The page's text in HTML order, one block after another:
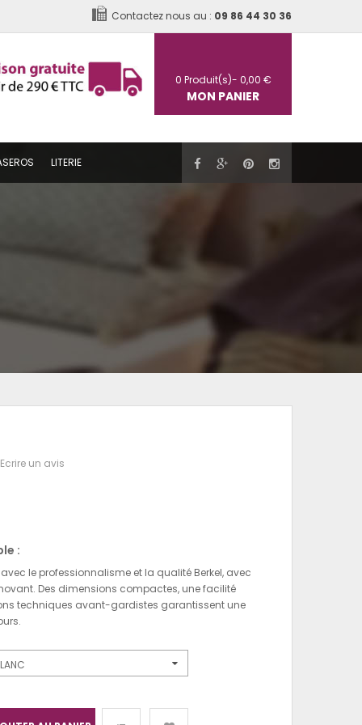
Contactez nous au : 09 86 44 30 36
0 Produit(s)- 0,00 €
MON PANIER
LITERIE
Ecrire un avis
:
le professionnalisme et la qualité Berkel, avec
Des dimensions compactes, une facilité
techniques avant-gardistes garantissent une